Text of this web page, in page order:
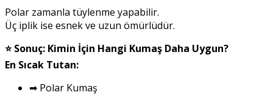
Polar zamanla tüylenme yapabilir.
Üç iplik ise esnek ve uzun ömürlüdür.
⭐ Sonuç: Kimin İçin Hangi Kumaş Daha Uygun?
En Sıcak Tutan:
➡ Polar Kumaş